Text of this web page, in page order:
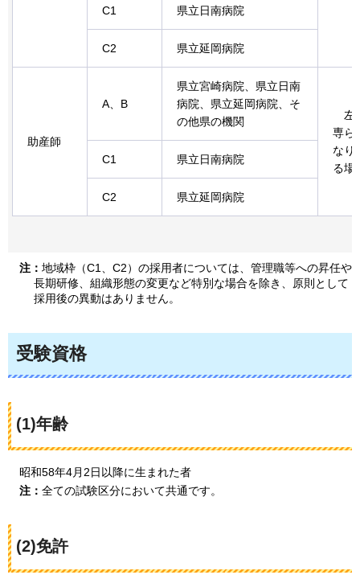
C1
県立日南病院
C2 県立延岡病院
助産師
A、B
県立宮崎病院、県立日南
病院、県立延岡病院、そ
の他県の機関
左
専ら
なり
る場
C1 県立日南病院
C2 県立延岡病院
注： 地域枠（C1、C2）の採用者については、管理職等への昇任や
長期研修、組織形態の変更など特別な場合を除き、原則として
採用後の異動はありません。
受験資格
(1)年齢
昭和58年4月2日以降に生まれた者
注： 全ての試験区分において共通です。
(2)免許